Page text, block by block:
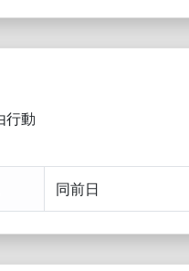
行動
同前日